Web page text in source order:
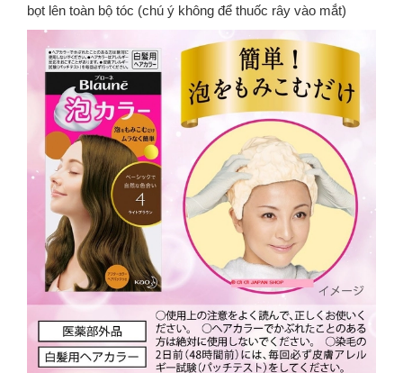
bọt lên toàn bộ tóc (chú ý không để thuốc rây vào mắt)